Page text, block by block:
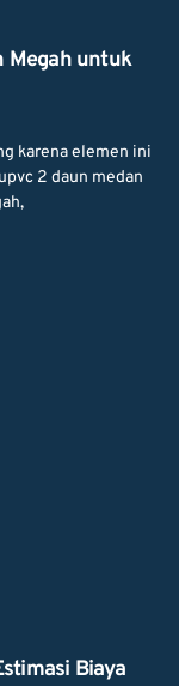
Megah untuk
karena elemen ini
2 daun medan
Biaya